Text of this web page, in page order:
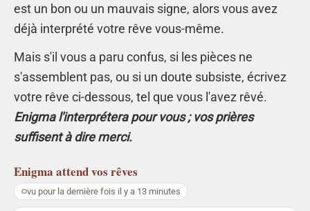
est un bon ou un mauvais signe, alors vous avez
déjà interprété votre rêve vous-même.
Mais s'il vous a paru confus, si les pièces ne
s'assemblent pas, ou si un doute subsiste, écrivez
votre rêve ci-dessous, tel que vous l'avez rêvé.
Enigma l'interprétera pour vous ; vos prières
suffisent à dire merci.
Enigma attend vos rêves
vu pour la dernière fois il y a 13 minutes